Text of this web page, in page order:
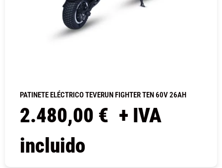
PATINETE ELÉCTRICO TEVERUN FIGHTER TEN 60V 26AH
2.480,00 € + IVA
incluido